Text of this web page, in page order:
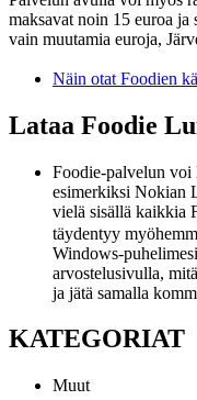
maksavat noin 15 euroa
vain muutamia euroja,
Näin otat Foodien
Lataa Foodie
Foodie-palvelun voi
esimerkiksi Nokian
vielä sisällä kaikkia
täydentyy
Windows-
arvostelusivulla,
ja jätä samalla
KATEGORIAT
Muut